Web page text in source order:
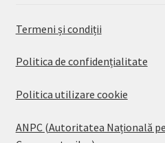
Termeni și condiții
Politica de confidențialitate
Politica utilizare cookie
ANPC (Autoritatea Națională